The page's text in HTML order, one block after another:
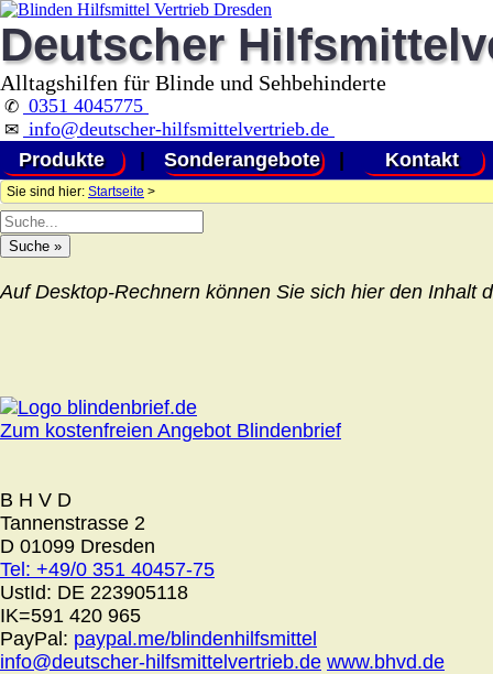
Deutscher
Alltagshilfen für Blinde und Sehbehinderte
✆ 0351 4045775
✉ info@deutscher-hilfsmittelvertrieb.de
Produkte
Sonderangebote Kontakt
Sie sind hier: Startseite >
Auf Desktop-Rechnern können Sie sich hier den Inhalt
Zum kostenfreien Angebot Blindenbrief
B H V D
Tannenstrasse 2
D 01099 Dresden
Tel: +49/0 351 40457-75
UstId: DE 223905118
IK=591 420 965
PayPal: paypal.me/blindenhilfsmittel
info@deutscher-hilfsmittelvertrieb.de www.bhvd.de